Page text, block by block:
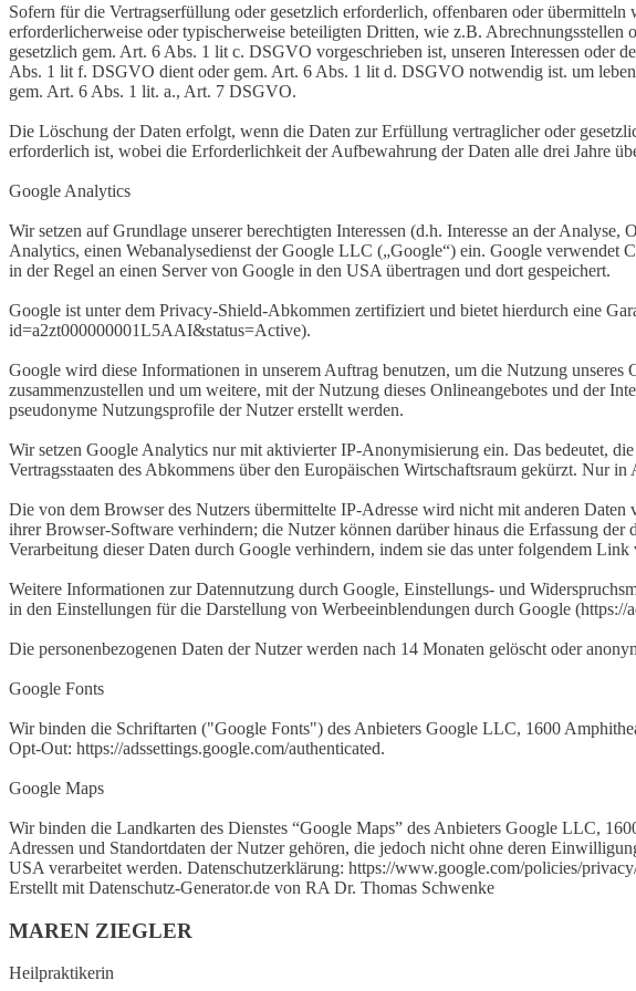
Sofern für die Vertragserfüllung oder gesetzlich erforderlich, offenbaren oder
erforderlicherweise oder typischerweise beteiligten Dritten, wie z.B.
gesetzlich gem. Art. 6 Abs. 1 lit c. DSGVO vorgeschrieben ist, unseren Interessen oder
Abs. 1 lit f. DSGVO dient oder gem. Art. 6 Abs. 1 lit d. DSGVO notwendig ist. um
gem. Art. 6 Abs. 1 lit. a., Art. 7 DSGVO.
Die Löschung der Daten erfolgt, wenn die Daten zur Erfüllung vertraglicher oder
erforderlich ist, wobei die Erforderlichkeit der Aufbewahrung der Daten alle drei Jahre
Google Analytics
Wir setzen auf Grundlage unserer berechtigten Interessen (d.h. Interesse an der
Analytics, einen Webanalysedienst der Google LLC („Google“) ein. Google verwendet
in der Regel an einen Server von Google in den USA übertragen und dort gespeichert.
Google ist unter dem Privacy-Shield-Abkommen zertifiziert und bietet hierdurch eine
id=a2zt000000001L5AAI&status=Active).
Google wird diese Informationen in unserem Auftrag benutzen, um die Nutzung
zusammenzustellen und um weitere, mit der Nutzung dieses Onlineangebotes und der
pseudonyme Nutzungsprofile der Nutzer erstellt werden.
Wir setzen Google Analytics nur mit aktivierter IP-Anonymisierung ein. Das bedeutet,
Vertragsstaaten des Abkommens über den Europäischen Wirtschaftsraum gekürzt. Nur
Die von dem Browser des Nutzers übermittelte IP-Adresse wird nicht mit anderen
ihrer Browser-Software verhindern; die Nutzer können darüber hinaus die Erfassung
Verarbeitung dieser Daten durch Google verhindern, indem sie das unter folgendem
Weitere Informationen zur Datennutzung durch Google, Einstellungs- und
in den Einstellungen für die Darstellung von Werbeeinblendungen durch Google (https://
Die personenbezogenen Daten der Nutzer werden nach 14 Monaten gelöscht oder
Google Fonts
Wir binden die Schriftarten ("Google Fonts") des Anbieters Google LLC, 1600
Opt-Out: https://adssettings.google.com/authenticated.
Google Maps
Wir binden die Landkarten des Dienstes “Google Maps” des Anbieters Google LLC,
Adressen und Standortdaten der Nutzer gehören, die jedoch nicht ohne deren
USA verarbeitet werden. Datenschutzerklärung: https://www.google.com/policies/
Erstellt mit Datenschutz-Generator.de von RA Dr. Thomas Schwenke
MAREN ZIEGLER
Heilpraktikerin